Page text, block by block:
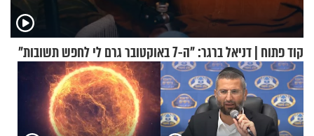
קוד פתוח | דניאל ברגר: "ה-7 באוקטובר גרם לי לחפש תשובות"